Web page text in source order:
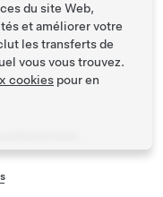
de bas de
du site Web,
et améliorer votre
les transferts de
vous vous trouvez.
cookies pour en